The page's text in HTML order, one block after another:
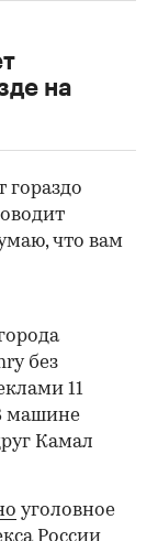
на
гораздо
что вам
без
11
машине
Камал
уголовное
России